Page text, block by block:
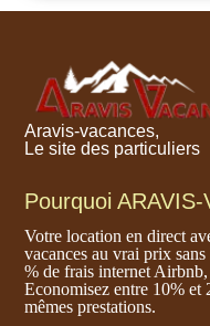
Aravis-vacances,
Le site des particuliers
Pourquoi ARAVIS-
Votre location en direct
vacances au vrai prix
% de frais internet
Economisez entre 10% et
mêmes prestations.